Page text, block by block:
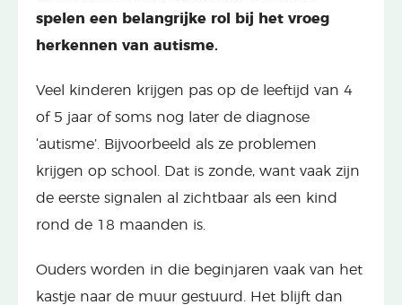
spelen een belangrijke rol bij het vroeg
herkennen van autisme.
Veel kinderen krijgen pas op de leeftijd van 4
of 5 jaar of soms nog later de diagnose
‘autisme’. Bijvoorbeeld als ze problemen
krijgen op school. Dat is zonde, want vaak zijn
de eerste signalen al zichtbaar als een kind
rond de 18 maanden is.
Ouders worden in die beginjaren vaak van het
kastje naar de muur gestuurd. Het blijft dan